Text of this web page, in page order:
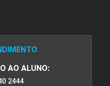
6
AO ALUNO:
2444